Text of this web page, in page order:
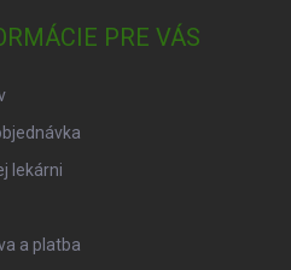
PRE VÁS
lekárni
a platba